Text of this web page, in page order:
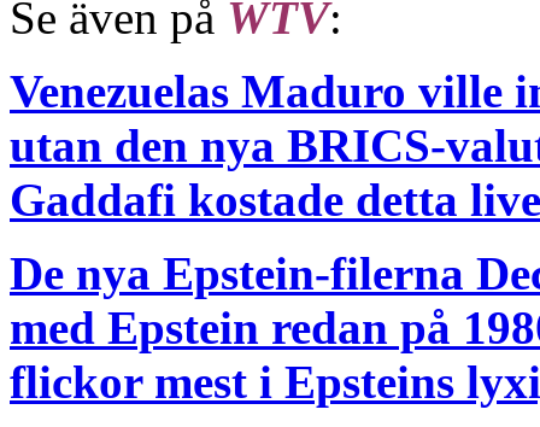
Se även på WTV:
Venezuelas Maduro ville
utan den nya BRICS-
Gaddafi kostade detta
De nya Epstein-filerna
med Epstein redan på
flickor mest i Epsteins